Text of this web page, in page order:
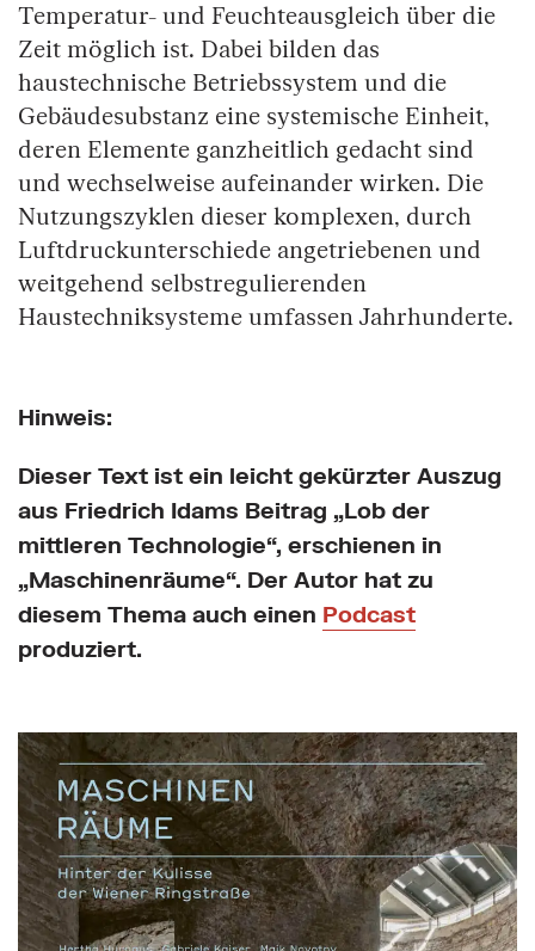
Temperatur- und Feuchteausgleich über die
Zeit möglich ist. Dabei bilden das
haustechnische Betriebssystem und die
Gebäudesubstanz eine systemische Einheit,
deren Elemente ganzheitlich gedacht sind
und wechselweise aufeinander wirken. Die
Nutzungszyklen dieser komplexen, durch
Luftdruckunterschiede angetriebenen und
weitgehend selbstregulierenden
Haustechniksysteme umfassen Jahrhunderte.
Hinweis:
Dieser Text ist ein leicht gekürzter Auszug
aus Friedrich Idams Beitrag „Lob der
mittleren Technologie“, erschienen in
„Maschinenräume“. Der Autor hat zu
diesem Thema auch einen Podcast
produziert.